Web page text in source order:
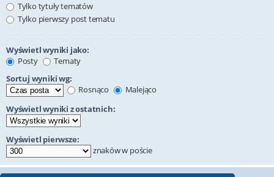
Tylko tytuły tematów
Tylko pierwszy post tematu
Wyświetl wyniki jako:
Posty
Tematy
Sortuj wyniki wg:
Rosnąco
Malejąco
Wyświetl wyniki z ostatnich:
Wyświetl pierwsze:
znaków w poście